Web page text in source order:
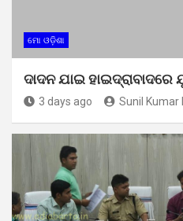
ମୋ ଓଡ଼ିଶା
ଦାଦନ ଯାଇ
3 days ago Sunil Kumar